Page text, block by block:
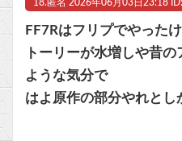
18. 匿名 2026年06月03日23:18
FF7Rはフリプでやった
トーリーが水増しや昔
ような気分で
はよ原作の部分やれとし